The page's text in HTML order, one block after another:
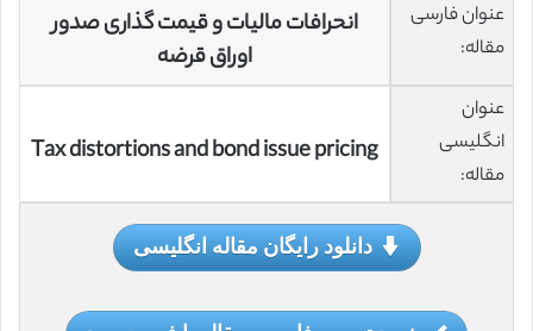
عنوان فارسی
مقاله:
انحرافات مالیات و قیمت گذاری صدور
اوراق قرضه
عنوان
انگلیسی
مقاله:
Tax distortions and bond issue pricing
دانلود رایگان مقاله انگلیسی